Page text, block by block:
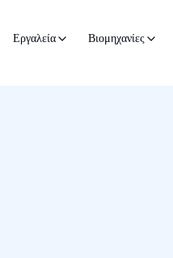
Εργαλεία Βιομηχανίες